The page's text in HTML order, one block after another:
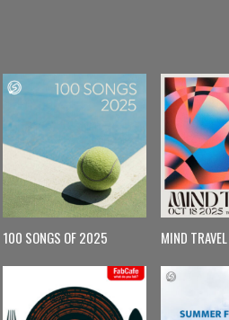
100 SONGS OF 2025 MIND TRAVEL